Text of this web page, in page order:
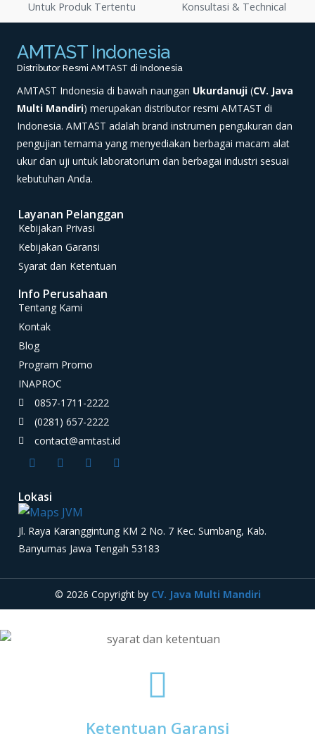
Untuk Produk Tertentu Konsultasi & Technical
AMTAST Indonesia
Distributor Resmi AMTAST di Indonesia
AMTAST Indonesia di bawah naungan Ukurdanuji (CV. Java
Multi Mandiri) merupakan distributor resmi AMTAST di
Indonesia. AMTAST adalah brand instrumen pengukuran dan
pengujian ternama yang menyediakan berbagai macam alat
ukur dan uji untuk laboratorium dan berbagai industri sesuai
kebutuhan Anda.
Layanan Pelanggan
Kebijakan Privasi
Kebijakan Garansi
Syarat dan Ketentuan
Info Perusahaan
Tentang Kami
Kontak
Blog
Program Promo
INAPROC
0857-1711-2222
(0281) 657-2222
contact@amtast.id
Lokasi
Jl. Raya Karanggintung KM 2 No. 7 Kec. Sumbang, Kab.
Banyumas Jawa Tengah 53183
© 2026 Copyright by CV. Java Multi Mandiri
Ketentuan Garansi